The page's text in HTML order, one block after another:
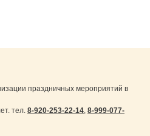
праздничных мероприятий в
тел. 8-920-253-22-14, 8-999-077-